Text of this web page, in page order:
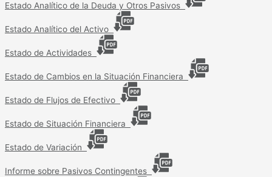
Estado Analítico de la Deuda y Otros Pasivos
Estado Analítico del Activo
Estado de Actividades
Estado de Cambios en la Situación Financiera
Estado de Flujos de Efectivo
Estado de Situación Financiera
Estado de Variación
Informe sobre Pasivos Contingentes